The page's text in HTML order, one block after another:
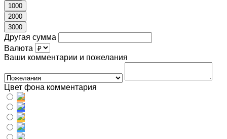
1000
2000
3000
Другая сумма
Валюта
Ваши комментарии и пожелания
Цвет фона комментария